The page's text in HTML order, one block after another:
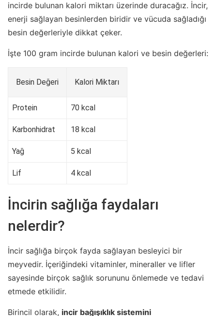
incirde bulunan kalori miktarı üzerinde duracağız. İncir,
enerji sağlayan besinlerden biridir ve vücuda sağladığı
besin değerleriyle dikkat çeker.
İşte 100 gram incirde bulunan kalori ve besin değerleri:
Besin Değeri Kalori Miktarı
Protein 70 kcal
Karbonhidrat 18 kcal
Yağ 5 kcal
Lif 4 kcal
İncirin sağlığa faydaları
nelerdir?
İncir sağlığa birçok fayda sağlayan besleyici bir
meyvedir. İçeriğindeki vitaminler, mineraller ve lifler
sayesinde birçok sağlık sorununu önlemede ve tedavi
etmede etkilidir.
Birincil olarak, incir bağışıklık sistemini